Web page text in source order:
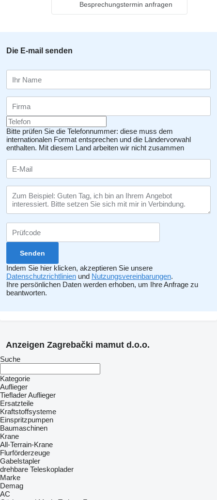
Besprechungstermin anfragen
Die E-mail senden
Bitte prüfen Sie die Telefonnummer: diese muss dem
internationalen Format entsprechen und die Ländervorwahl
enthalten. Mit diesem Land arbeiten wir nicht zusammen
Indem Sie hier klicken, akzeptieren Sie unsere
Datenschutzrichtlinien und Nutzungsvereinbarungen.
Ihre persönlichen Daten werden erhoben, um Ihre Anfrage zu
beantworten.
Anzeigen Zagrebački mamut d.o.o.
Suche
Kategorie
Auflieger
Tieflader Auflieger
Ersatzteile
Kraftstoffsysteme
Einspritzpumpen
Baumaschinen
Krane
All-Terrain-Krane
Flurförderzeuge
Gabelstapler
drehbare Teleskoplader
Marke
Demag
AC